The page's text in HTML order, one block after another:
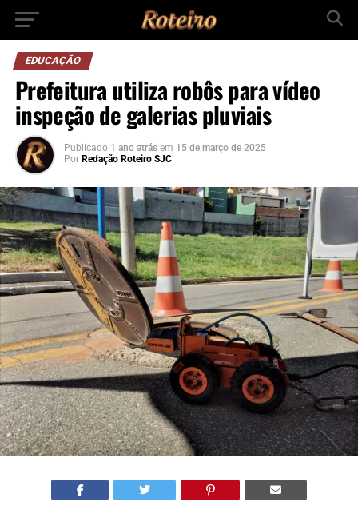
EDUCAÇÃO
Prefeitura utiliza robôs para vídeo
inspeção de galerias pluviais
Publicado 1 ano atrás em 15 de março de 2025
Por Redação Roteiro SJC